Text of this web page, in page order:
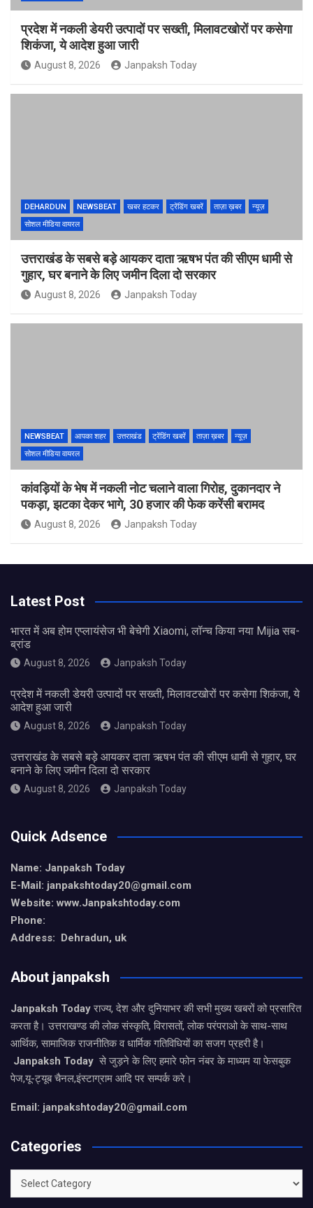
प्रदेश में नकली डेयरी उत्पादों पर सख्ती, मिलावटखोरों पर कसेगा
शिकंजा, ये आदेश हुआ जारी
August 8, 2026 Janpaksh Today
DEHARDUN NEWSBEAT खबर हटकर ट्रेंडिंग खबरें ताज़ा ख़बर
न्यूज़
सोशल मीडिया वायरल
उत्तराखंड के सबसे बड़े आयकर दाता ऋषभ पंत की सीएम धामी से
गुहार, घर बनाने के लिए जमीन दिला दो सरकार
August 8, 2026 Janpaksh Today
NEWSBEAT आपका शहर उत्तराखंड ट्रेंडिंग खबरें ताज़ा ख़बर
न्यूज़
सोशल मीडिया वायरल
कांवड़ियों के भेष में नकली नोट चलाने वाला गिरोह, दुकानदार ने
पकड़ा, झटका देकर भागे, 30 हजार की फेक करेंसी बरामद
August 8, 2026 Janpaksh Today
Latest Post
भारत में अब होम एप्लायंसेज भी बेचेगी Xiaomi, लॉन्च किया नया Mijia सब-
ब्रांड
August 8, 2026 Janpaksh Today
प्रदेश में नकली डेयरी उत्पादों पर सख्ती, मिलावटखोरों पर कसेगा शिकंजा, ये
आदेश हुआ जारी
August 8, 2026 Janpaksh Today
उत्तराखंड के सबसे बड़े आयकर दाता ऋषभ पंत की सीएम धामी से गुहार, घर
बनाने के लिए जमीन दिला दो सरकार
August 8, 2026 Janpaksh Today
Quick Adsence
Name: Janpaksh Today
E-Mail: janpakshtoday20@gmail.com
Website: www.Janpakshtoday.com
Phone:
Address: Dehradun, uk
About janpaksh
Janpaksh Todayराज्य, देश और दुनियाभर की सभी मुख्य खबरों को प्रसारित
करता है। उत्तराखण्ड की लोक संस्कृति, विरासतों, लोक परंपराओ के साथ-साथ
आर्थिक, सामाजिक राजनीतिक व धार्मिक गतिविधियों का सजग प्रहरी है।
Janpaksh Today से जुड़ने के लिए हमारे फोन नंबर के माध्यम या फेसबुक
पेज,यू-ट्यूब चैनल,इंस्टाग्राम आदि पर सम्पर्क करे।
Email: janpakshtoday20@gmail.com
Categories
Categories